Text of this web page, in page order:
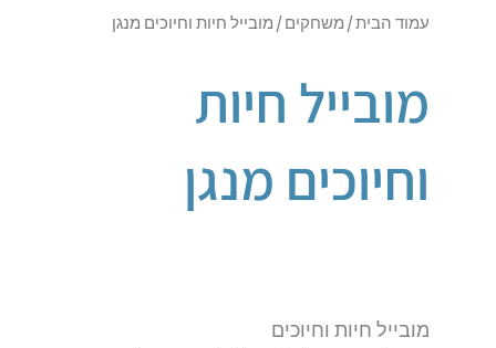
עמוד הבית/ משחקים/ מובייל חיות וחיוכים מנגן
מובייל חיות
וחיוכים מנגן
מובייל חיות וחיוכים